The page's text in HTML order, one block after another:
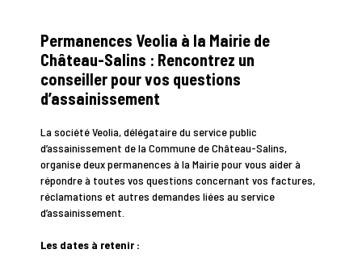
Permanences Veolia à la Mairie de
Château-Salins : Rencontrez un
conseiller pour vos questions
d’assainissement
La société Veolia, délégataire du service public
d’assainissement de la Commune de Château-Salins,
organise deux permanences à la Mairie pour vous aider à
répondre à toutes vos questions concernant vos factures,
réclamations et autres demandes liées au service
d’assainissement.
Les dates à retenir :